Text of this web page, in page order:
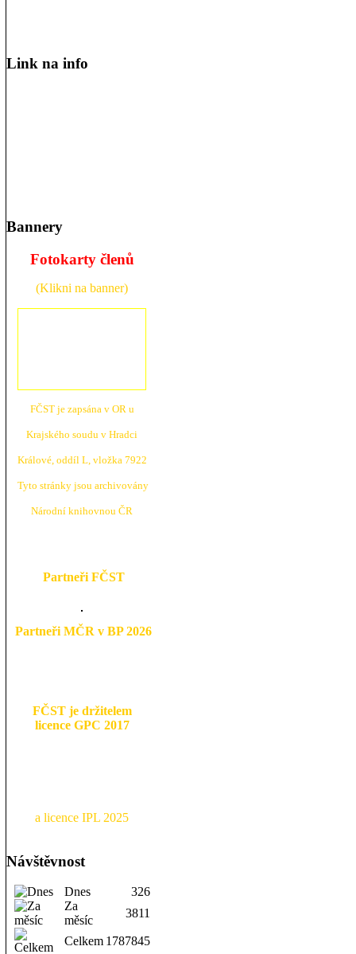
Link na info
Bannery
Fotokarty členů
(Klikni na banner)
FČST je zapsána v OR u
Krajského soudu v Hradci
Králové, oddíl L, vložka 7922
Tyto stránky jsou archivovány
Národní knihovnou ČR
Partneři FČST
Partneři MČR v BP 2026
FČST je držitelem
licence GPC 2017
a licence IPL 2025
Návštěvnost
Dnes
326
Za
měsíc
3811
Celkem 1787845